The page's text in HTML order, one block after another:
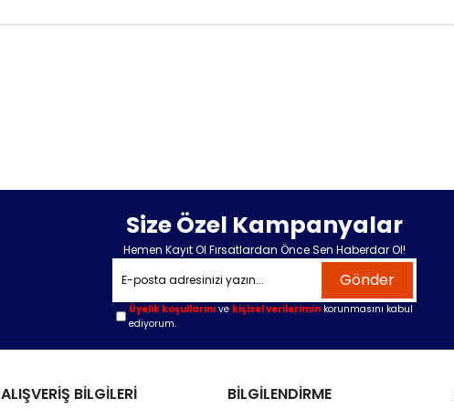
Size Özel Kampanyalar
Hemen Kayıt Ol Fırsatlardan Önce Sen Haberdar Ol!
Gönder
Üyelik koşullarını ve kişisel verilerimin korunmasını kabul
ediyorum.
ALIŞVERİŞ BİLGİLERİ BİLGİLENDİRME